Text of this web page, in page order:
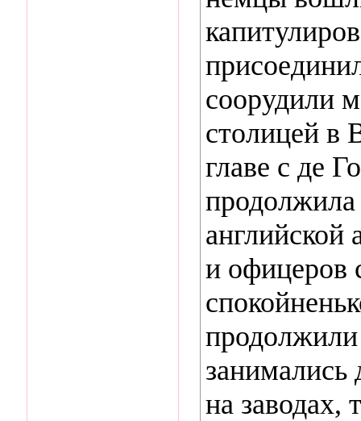
соорудили
столицей в
главе с де
продолжила
английской
и офице­ров
продолжили
занимались
на заводах,